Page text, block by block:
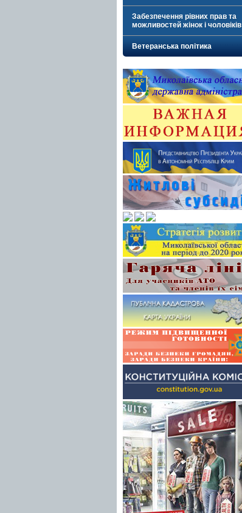
Забезпечення рівних прав та
можливостей жінок і чоловіків
Ветеранська політика